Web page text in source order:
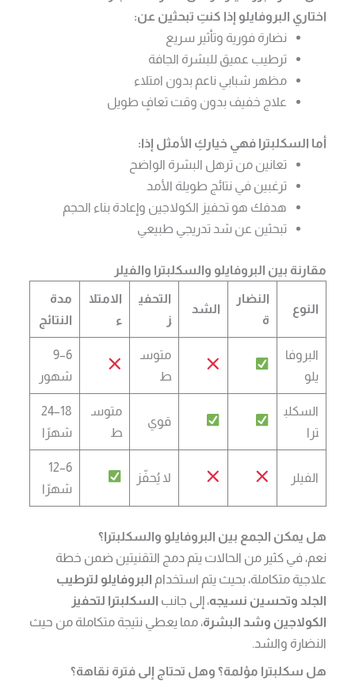
اختاري البروفايلو إذا كنتِ تبحثين عن:
نضارة فورية وتأثير سريع
ترطيب عميق للبشرة الجافة
مظهر شبابي ناعم بدون امتلاء
علاج خفيف بدون وقت تعافٍ طويل
أما السكلبترا فهي خياركِ الأمثل إذا:
تعانين من ترهل البشرة الواضح
ترغبين في نتائج طويلة الأمد
هدفك هو تحفيز الكولاجين وإعادة بناء الحجم
تبحثين عن شد تدريجي طبيعي
مقارنة بين البروفايلو والسكلبترا والفيلر
النوع
النضار
ة
الشد
التحفي
ز
الامتلا
ء
مدة
النتائج
البروفا
يلو
متوس
ط
6–9
شهور
السكلب
ترا
قوي
متوس
ط
18–24
شهرًا
الفيلر لا يُحفّز
6–12
شهرًا
هل يمكن الجمع بين البروفايلو والسكلبترا؟
نعم، في كثير من الحالات يتم دمج التقنيتين ضمن خطة
علاجية متكاملة، بحيث يتم استخدام البروفايلو لترطيب
الجلد وتحسين نسيجه، إلى جانب السكلبترا لتحفيز
الكولاجين وشد البشرة، مما يعطي نتيجة متكاملة من حيث
النضارة والشد.
هل سكلبترا مؤلمة؟ وهل تحتاج إلى فترة نقاهة؟